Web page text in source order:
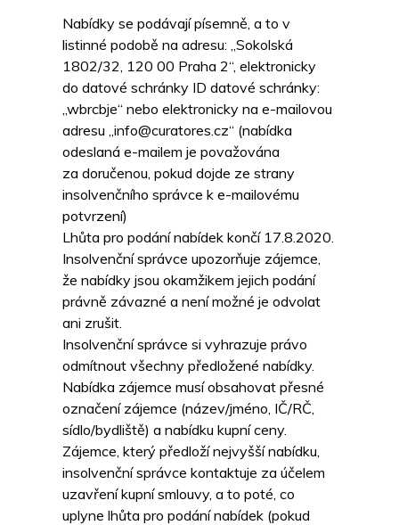
Nabídky se podávají písemně, a to v
listinné podobě na adresu: „Sokolská
1802/32, 120 00 Praha 2“, elektronicky
do datové schránky ID datové schránky:
„wbrcbje“ nebo elektronicky na e-mailovou
adresu „info@curatores.cz“ (nabídka
odeslaná e-mailem je považována
za doručenou, pokud dojde ze strany
insolvenčního správce k e-mailovému
potvrzení)
Lhůta pro podání nabídek končí 17.8.2020.
Insolvenční správce upozorňuje zájemce,
že nabídky jsou okamžikem jejich podání
právně závazné a není možné je odvolat
ani zrušit.
Insolvenční správce si vyhrazuje právo
odmítnout všechny předložené nabídky.
Nabídka zájemce musí obsahovat přesné
označení zájemce (název/jméno, IČ/RČ,
sídlo/bydliště) a nabídku kupní ceny.
Zájemce, který předloží nejvyšší nabídku,
insolvenční správce kontaktuje za účelem
uzavření kupní smlouvy, a to poté, co
uplyne lhůta pro podání nabídek (pokud